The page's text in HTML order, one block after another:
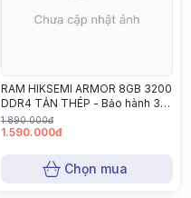
RAM HIKSEMI ARMOR 8GB 3200
DDR4 TẢN THÉP - Bảo hành 36
tháng
1.890.000đ
1.590.000đ
Chọn mua